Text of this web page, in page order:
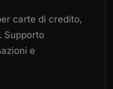
carte di credito,
Supporto
e